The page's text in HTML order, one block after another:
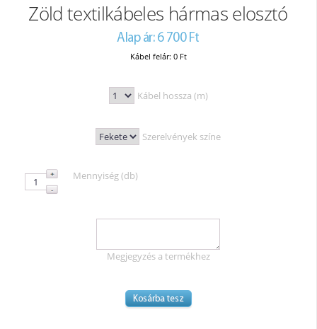
Zöld textilkábeles hármas elosztó
Alap ár: 6 700 Ft
Kábel felár: 0 Ft
Kábel hossza (m)
Szerelvények színe
Mennyiség (db)
Megjegyzés a termékhez